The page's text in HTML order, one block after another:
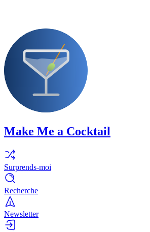
Make Me a Cocktail
Surprends-moi
Recherche
Newsletter